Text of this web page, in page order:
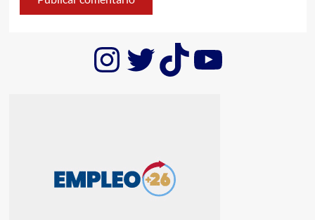
Instagram
Twitter
TikTok